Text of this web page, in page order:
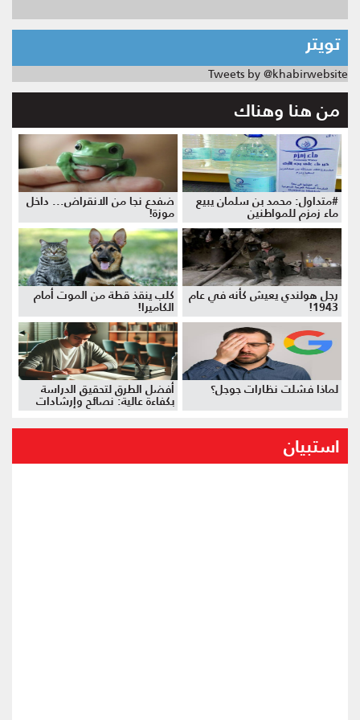
تويتر
Tweets by @khabirwebsite
من هنا وهناك
#متداول: محمد بن سلمان يبيع
ماء زمزم للمواطنين
ضفدع نجا من الانقراض... داخل
موزة!
رجل هولندي يعيش كأنه في عام
1943!
كلب ينقذ قطة من الموت أمام
الكاميرا!
لماذا فشلت نظارات جوجل؟ أفضل الطرق لتحقيق الدراسة
بكفاءة عالية: نصائح وإرشادات
استبيان